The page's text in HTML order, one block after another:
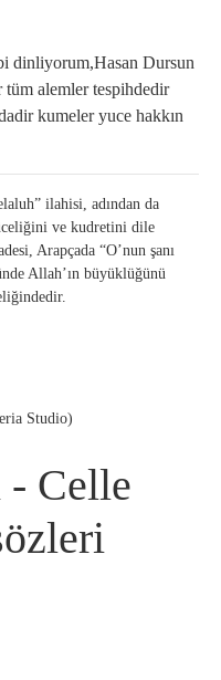
dinliyorum,Hasan Dursun
alemler tespihdedir
kumeler yuce hakkın
ilahisi, adından da
ve kudretini dile
Arapçada “O’nun şanı
Allah’ın büyüklüğünü
Studio)
- Celle